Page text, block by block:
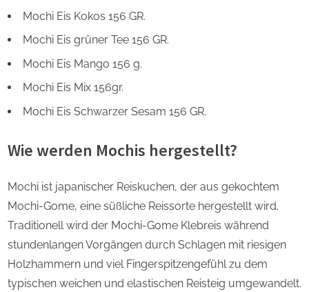
Mochi Eis Kokos 156 GR.
Mochi Eis grüner Tee 156 GR.
Mochi Eis Mango 156 g.
Mochi Eis Mix 156gr.
Mochi Eis Schwarzer Sesam 156 GR.
Wie werden Mochis hergestellt?
Mochi ist japanischer Reiskuchen, der aus gekochtem
Mochi-Gome, eine süßliche Reissorte hergestellt wird.
Traditionell wird der Mochi-Gome Klebreis während
stundenlangen Vorgängen durch Schlagen mit riesigen
Holzhammern und viel Fingerspitzengefühl zu dem
typischen weichen und elastischen Reisteig umgewandelt.